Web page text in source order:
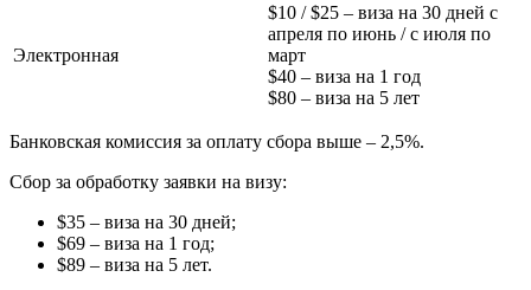
Электронная
$10 / $25 – виза на 30 дней с
апреля по июнь / с июля по
март
$40 – виза на 1 год
$80 – виза на 5 лет
Банковская комиссия за оплату сбора выше – 2,5%.
Сбор за обработку заявки на визу:
$35 – виза на 30 дней;
$69 – виза на 1 год;
$89 – виза на 5 лет.